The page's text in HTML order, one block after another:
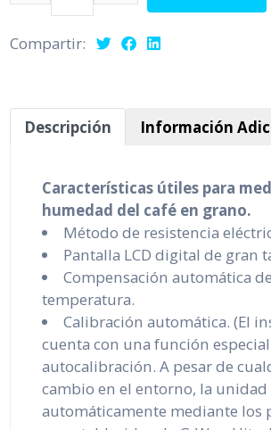
Compartir:
Descripción Información
Características útiles para
humedad del café en grano.
Método de resistencia
Pantalla LCD digital de gran
Compensación automática de
temperatura.
Calibración automática. (El
cuenta con una función
autocalibración. A pesar de
cambio en el entorno, la unidad
automáticamente mediante los